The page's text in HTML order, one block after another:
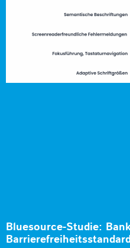
Bluesource-Studie: